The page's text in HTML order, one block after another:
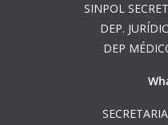
SINPOL
DEP.
DEP